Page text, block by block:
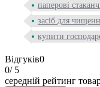
паперові
засіб для
купити
Відгуків0
0/ 5
середній рейтинг